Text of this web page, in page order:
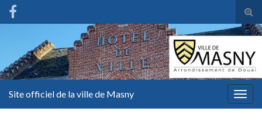
Site officiel de la ville de Masny